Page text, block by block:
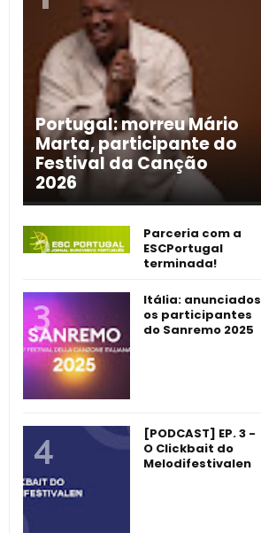
Portugal: morreu Mário
Marta, participante do
Festival da Canção
2026
Parceria com a
ESCPortugal
terminada!
Itália: anunciados
os participantes
do Sanremo 2025
[PODCAST] EP. 3 -
O Clickbait do
Melodifestivalen